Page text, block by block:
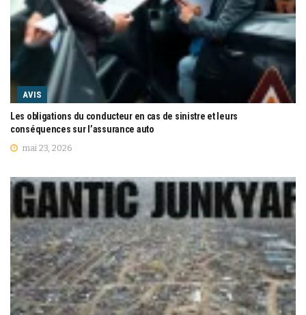
AVIS
Les obligations du conducteur en cas de sinistre et leurs
conséquences sur l’assurance auto
mai 23, 2026